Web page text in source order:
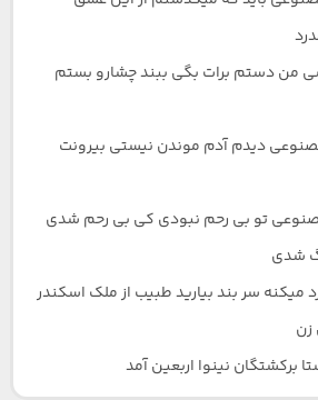
من دستم برات بگی ببند چشارو بستم
دیدم آدم موندن نیستی بیرونت
تو بی رحم نبودی کی بی رحم شدی
شدی
میکنه سر بند بیارید طبیب از ملک اسکندر
برکشتگان نینوا اربعین آمد